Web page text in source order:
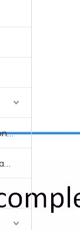
Línea de producción de punzonos de aguja
Línea de producción de Spunlace